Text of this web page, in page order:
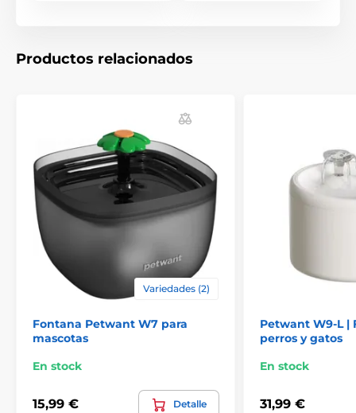
Productos relacionados
Variedades (2)
Fontana Petwant W7 para
mascotas
En stock
15,99 € Detalle
Petwant W9-L |
perros y gatos
En stock
31,99 €